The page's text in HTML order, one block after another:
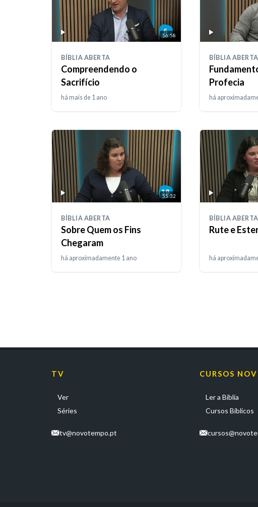
56:58
BÍBLIA ABERTA
Compreendendo o
Sacrifício
há mais de 1 ano
BÍBLIA ABERTA
Profecia
há
55:32
BÍBLIA ABERTA
Sobre Quem os Fins
Chegaram
há aproximadamente 1 ano
BÍBLIA ABERTA
⁠Rute e
há
TV
Ver
Séries
tv@novotempo.pt
CURSOS
Ler a Bíblia
Cursos Bíblicos